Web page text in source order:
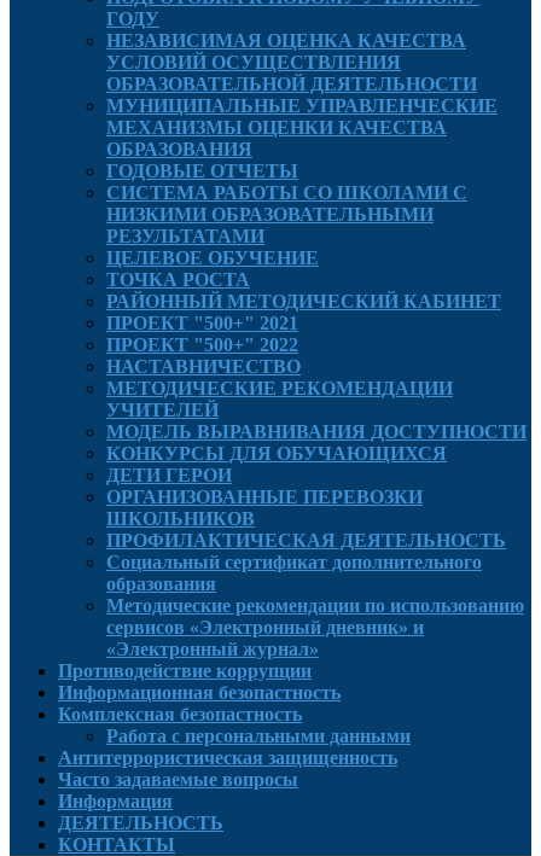
ГОДУ
НЕЗАВИСИМАЯ ОЦЕНКА КАЧЕСТВА
УСЛОВИЙ ОСУЩЕСТВЛЕНИЯ
ОБРАЗОВАТЕЛЬНОЙ ДЕЯТЕЛЬНОСТИ
МУНИЦИПАЛЬНЫЕ УПРАВЛЕНЧЕСКИЕ
МЕХАНИЗМЫ ОЦЕНКИ КАЧЕСТВА
ОБРАЗОВАНИЯ
ГОДОВЫЕ ОТЧЕТЫ
СИСТЕМА РАБОТЫ СО ШКОЛАМИ С
НИЗКИМИ ОБРАЗОВАТЕЛЬНЫМИ
РЕЗУЛЬТАТАМИ
ЦЕЛЕВОЕ ОБУЧЕНИЕ
ТОЧКА РОСТА
РАЙОННЫЙ МЕТОДИЧЕСКИЙ КАБИНЕТ
ПРОЕКТ "500+" 2021
ПРОЕКТ "500+" 2022
НАСТАВНИЧЕСТВО
МЕТОДИЧЕСКИЕ РЕКОМЕНДАЦИИ
УЧИТЕЛЕЙ
МОДЕЛЬ ВЫРАВНИВАНИЯ ДОСТУПНОСТИ
КОНКУРСЫ ДЛЯ ОБУЧАЮЩИХСЯ
ДЕТИ ГЕРОИ
ОРГАНИЗОВАННЫЕ ПЕРЕВОЗКИ
ШКОЛЬНИКОВ
ПРОФИЛАКТИЧЕСКАЯ ДЕЯТЕЛЬНОСТЬ
Социальный сертификат дополнительного
образования
Методические рекомендации по использованию
сервисов «Электронный дневник» и
«Электронный журнал»
Противодействие коррупции
Информационная безопастность
Комплексная безопастность
Работа с персональными данными
Антитеррористическая защищенность
Часто задаваемые вопросы
Информация
ДЕЯТЕЛЬНОСТЬ
КОНТАКТЫ